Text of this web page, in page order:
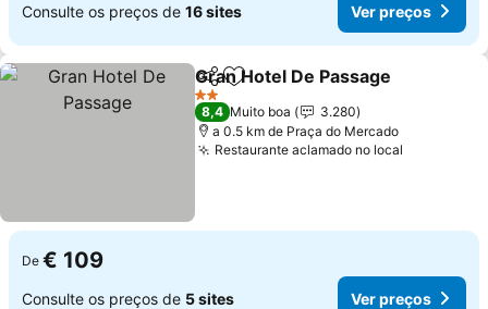
Consulte os preços de 16 sites Ver preços
PartilharAdicionar aos favoritos
Gran Hotel De Passage
2 Estrelas
8,4 Muito boa
3.280
a 0.5 km de Praça do Mercado
Restaurante aclamado no local
De € 109
Consulte os preços de 5 sites Ver preços